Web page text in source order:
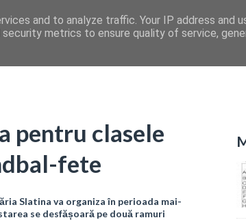
pentru clasele
fete
Slatina va organiza în perioada mai-
se desfășoară pe două ramuri
and to analyze traffic. Your IP address and
metrics to ensure quality of service,